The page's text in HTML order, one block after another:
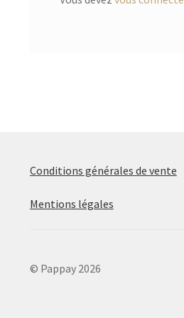
Conditions générales de vente
Mentions légales
© Pappay 2026